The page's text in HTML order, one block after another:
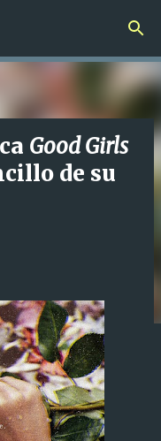
Good Girls
de su